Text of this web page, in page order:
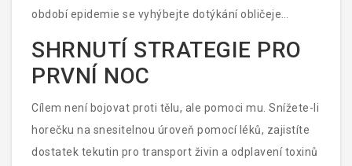
období epidemie se vyhýbejte dotýkání obličeje
neomytýma rukama - virus vstupuje do těla primárně
očima, nosem a ústy.
SHRNUTÍ STRATEGIE PRO
PRVNÍ NOC
Cílem není bojovat proti tělu, ale pomoci mu. Snížete-li
horečku na snesitelnou úroveň pomocí léků, zajistíte
dostatek tekutin pro transport živin a odplavení toxinů